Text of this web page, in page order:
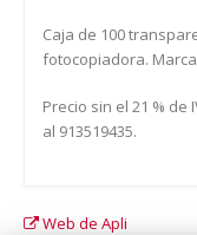
Caja de 100
fotocopiadora.
Precio sin el 21 % de
al 913519435.
Web de Apli